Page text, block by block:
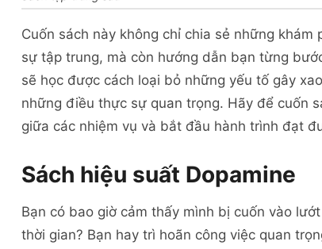
Cuốn sách này không chỉ chia sẻ những
sự tập trung, mà còn hướng dẫn bạn từng
sẽ học được cách loại bỏ những yếu tố gây
những điều thực sự quan trọng. Hãy để cuốn
giữa các nhiệm vụ và bắt đầu hành trình đạt
Sách hiệu suất Dopamine
Bạn có bao giờ cảm thấy mình bị cuốn vào
thời gian? Bạn hay trì hoãn công việc quan